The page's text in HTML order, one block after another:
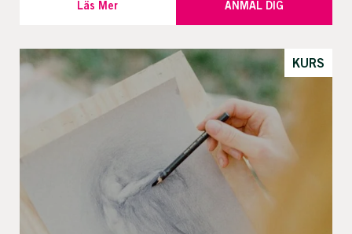
Läs Mer ANMÄL DIG
KURS